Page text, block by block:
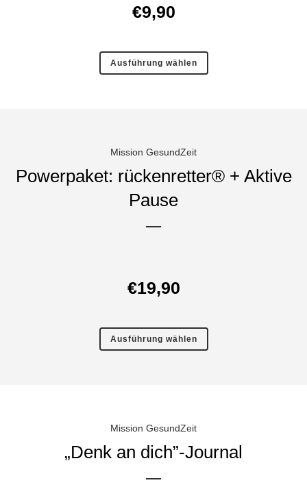
€9,90
Ausführung wählen
Mission GesundZeit
Powerpaket: rückenretter® + Aktive
Pause
€19,90
Ausführung wählen
Mission GesundZeit
„Denk an dich”-Journal